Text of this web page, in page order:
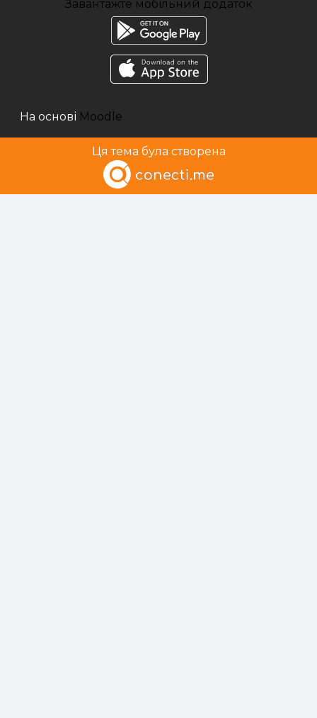
Завантажте мобільний додаток
На основі Moodle
Ця тема була створена